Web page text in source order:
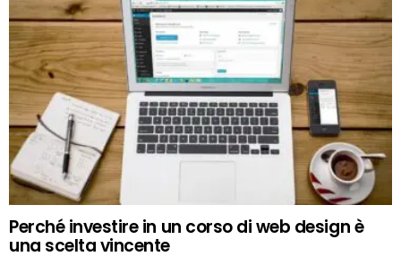
Perché investire in un corso di web design è
una scelta vincente